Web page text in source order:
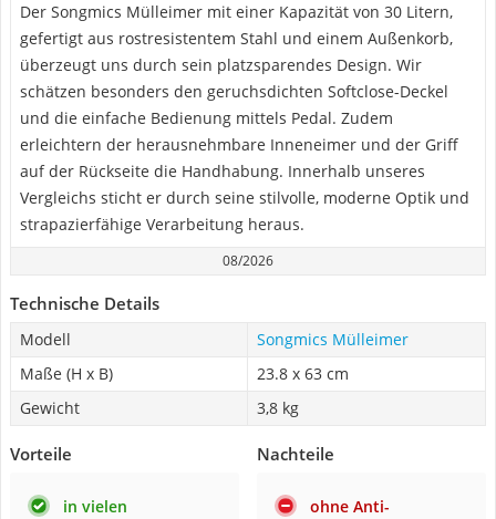
Der Songmics Mülleimer mit einer Kapazität von 30 Litern,
gefertigt aus rostresistentem Stahl und einem Außenkorb,
überzeugt uns durch sein platzsparendes Design. Wir
schätzen besonders den geruchsdichten Softclose-Deckel
und die einfache Bedienung mittels Pedal. Zudem
erleichtern der herausnehmbare Inneneimer und der Griff
auf der Rückseite die Handhabung. Innerhalb unseres
Vergleichs sticht er durch seine stilvolle, moderne Optik und
strapazierfähige Verarbeitung heraus.
08/2026
Technische Details
Modell
Songmics Mülleimer
Maße (H x B)
23.8 x 63 cm
Gewicht
3,8 kg
Vorteile
in vielen
Nachteile
ohne Anti-